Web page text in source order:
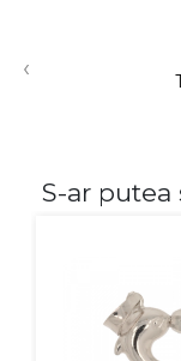
Cu pietre
‹
S-ar putea